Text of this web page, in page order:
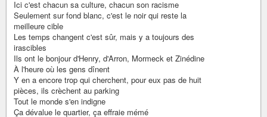
Ici c'est chacun sa culture, chacun son racisme
Seulement sur fond blanc, c'est le noir qui reste la
meilleure cible
Les temps changent c'est sûr, mais y a toujours des
irascibles
Ils ont le bonjour d'Henry, d'Arron, Mormeck et Zinédine
À l'heure où les gens dînent
Y en a encore trop qui cherchent, pour eux pas de huit
pièces, ils crèchent au parking
Tout le monde s'en indigne
Ça dévalue le quartier, ça effraie mémé